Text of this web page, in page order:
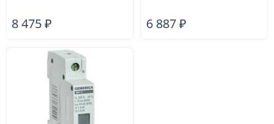
8 475₽ 6 887₽